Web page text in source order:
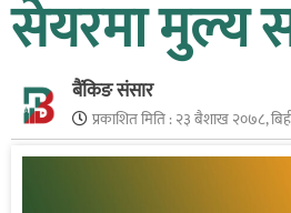
सेयरमा मुल्य
बैंकिङ संसार
प्रकाशित मिति :२३ बैशाख २०७८,